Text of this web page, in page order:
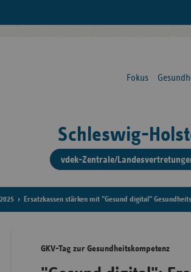
Fokus
Schleswig-
vdek-Zentrale/
2025 Ersatzkassen stärken mit "Gesund digital"
GKV-Tag zur Gesundheitskompetenz